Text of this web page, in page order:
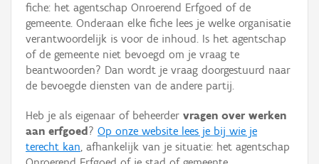
Thema
Gebeurtenis
Persoon of collectief
Hergebruik
fiche: het agentschap Onroerend Erfgoed of de
gemeente. Onderaan elke fiche lees je welke organisatie
verantwoordelijk is voor de inhoud. Is het agentschap
of de gemeente niet bevoegd om je vraag te
beantwoorden? Dan wordt je vraag doorgestuurd naar
de bevoegde diensten van de andere partij.
Heb je als eigenaar of beheerder vragen over werken
aan erfgoed ? Op onze website lees je bij wie je
terecht kan, afhankelijk van je situatie: het agentschap